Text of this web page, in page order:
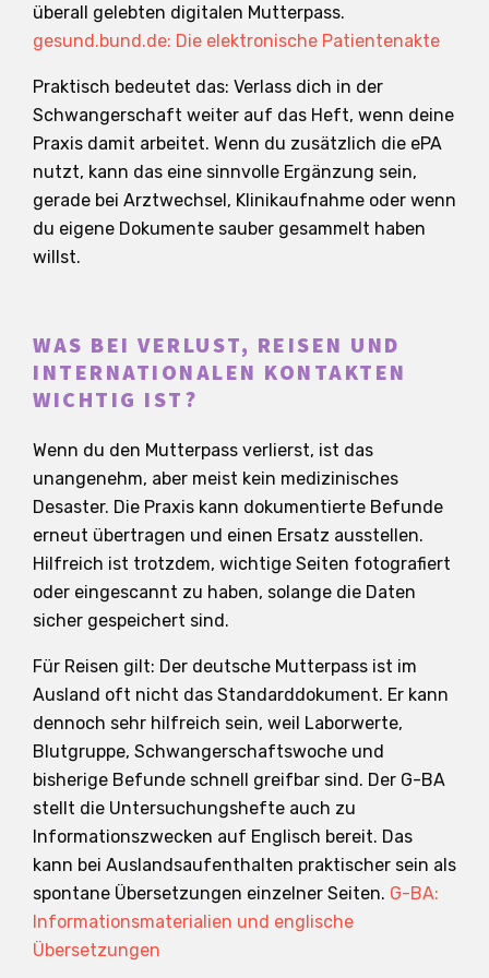
überall gelebten digitalen Mutterpass.
gesund.bund.de: Die elektronische Patientenakte
Praktisch bedeutet das: Verlass dich in der
Schwangerschaft weiter auf das Heft, wenn deine
Praxis damit arbeitet. Wenn du zusätzlich die ePA
nutzt, kann das eine sinnvolle Ergänzung sein,
gerade bei Arztwechsel, Klinikaufnahme oder wenn
du eigene Dokumente sauber gesammelt haben
willst.
WAS BEI VERLUST, REISEN UND
INTERNATIONALEN KONTAKTEN
WICHTIG IST?
Wenn du den Mutterpass verlierst, ist das
unangenehm, aber meist kein medizinisches
Desaster. Die Praxis kann dokumentierte Befunde
erneut übertragen und einen Ersatz ausstellen.
Hilfreich ist trotzdem, wichtige Seiten fotografiert
oder eingescannt zu haben, solange die Daten
sicher gespeichert sind.
Für Reisen gilt: Der deutsche Mutterpass ist im
Ausland oft nicht das Standarddokument. Er kann
dennoch sehr hilfreich sein, weil Laborwerte,
Blutgruppe, Schwangerschaftswoche und
bisherige Befunde schnell greifbar sind. Der G-BA
stellt die Untersuchungshefte auch zu
Informationszwecken auf Englisch bereit. Das
kann bei Auslandsaufenthalten praktischer sein als
spontane Übersetzungen einzelner Seiten. G-BA:
Informationsmaterialien und englische
Übersetzungen